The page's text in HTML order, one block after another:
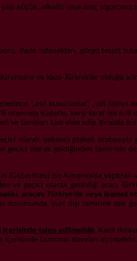
küçük, alkollü veya araç
ifade tutanakları, görgü tespit
ve kaza Türkiye’de olduğu için
„asli kusurludur“, „tali (ikinci
kusurlu, karşı taraf ise 6/
ve tanıkları tam elde edip itirazda
olarak yabancı plakalı arabasıyla
geçici olarak geldiğinden tamirinin
ise Almanya’da yaptıran
geçici olarak getirdiği aracı
aracını Türkiye’de veya
durumunda, yurt dışı tamirine dair
içerisinde talep edilmelidir. Kaza
tazminat davaları